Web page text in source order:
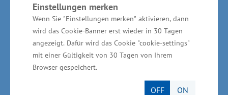
Einstellungen merken
Wenn Sie "Einstellungen merken" aktivieren, dann
wird das Cookie-Banner erst wieder in 30 Tagen
angezeigt. Dafür wird das Cookie "cookie-settings"
mit einer Gültigkeit von 30 Tagen von Ihrem
Browser gespeichert.
OFF ON
eine noch stärkere Gewichtung erhalten“, sagte
Mecklenburg-Vorpommerns Wirtschaftsminister
Harry Glawe abschließend. Seit 2015 wurden im
Rahmen der geltenden FuEuI-Richtlinie rund
500 Vorhaben bewilligt.